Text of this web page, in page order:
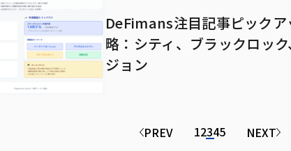
DeFimans注目記事ピック
略：シティ、ブラックロッ
ジョン
PREV 12345 NEXT